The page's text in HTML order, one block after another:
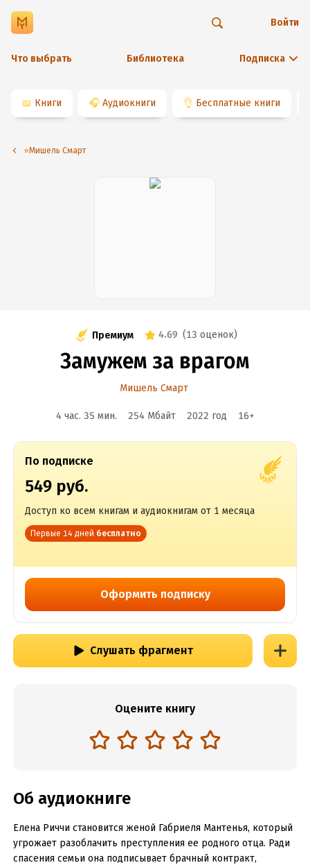
Что выбрать Библиотека Подписка
Войти
📖 Книги 🎧 Аудиокниги 👌 Бесплатные книги
⭐️Мишель Смарт
Премиум 4.69 (13 оценок)
Замужем за врагом
Мишель Смарт
4 час. 35 мин. 254 Мбайт 2022 год 16+
По подписке
549 руб.
Доступ ко всем книгам и аудиокнигам от 1 месяца
Первые 14 дней бесплатно
Оформить подписку
Слушать фрагмент
Оцените книгу
Об аудиокниге
Елена Риччи становится женой Габриеля Мантенья, который
угрожает разоблачить преступления ее родного отца. Ради
спасения семьи она подписывает брачный контракт,